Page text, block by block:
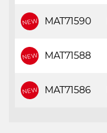
MAT71590
MAT71588
MAT71586